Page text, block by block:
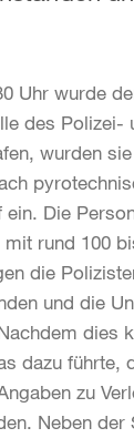
Uhr wurde
des Polizei-
wurden
ein. Die
rund 100
die
und die
dies
dazu führte,
zu
Neben